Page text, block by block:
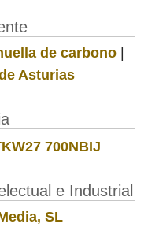
de carbono|
Asturias
700NBIJ
e Industrial
SL